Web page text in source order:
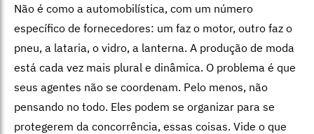
Não é como a automobilística, com um número
específico de fornecedores: um faz o motor, outro faz o
pneu, a lataria, o vidro, a lanterna. A produção de moda
está cada vez mais plural e dinâmica. O problema é que
seus agentes não se coordenam. Pelo menos, não
pensando no todo. Eles podem se organizar para se
protegerem da concorrência, essas coisas. Vide o que